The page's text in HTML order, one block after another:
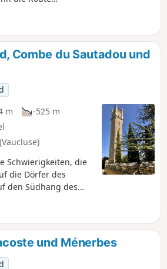
Sie über
und bietet an
Ausblicke. Der
seiner
desGR®®9hat
verändert.)
Combe du Sautadou und
m
-525 m
Schwierigkeiten, die
die Dörfer des
den Südhang des
Luberon auf dem
zu vervollständigen.
und Ménerbes